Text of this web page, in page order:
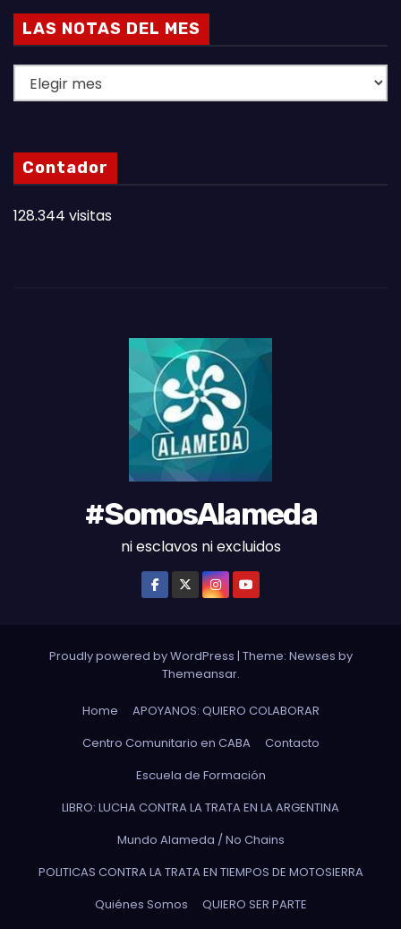
LAS NOTAS DEL MES
A
N
O
A
Contador
128.344 visitas
#SomosAlameda
ni esclavos ni excluidos
Proudly powered by WordPress | Theme: Newses by
Themeansar.
Home
APOYANOS: QUIERO COLABORAR
Centro Comunitario en CABA
Contacto
Escuela de Formación
LIBRO: LUCHA CONTRA LA TRATA EN LA ARGENTINA
Mundo Alameda / No Chains
POLITICAS CONTRA LA TRATA EN TIEMPOS DE MOTOSIERRA
Quiénes Somos
QUIERO SER PARTE